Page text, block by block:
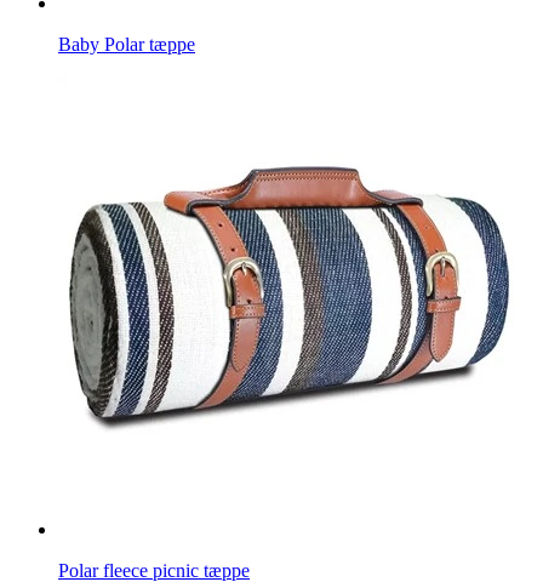
Baby Polar tæppe
Polar fleece picnic tæppe